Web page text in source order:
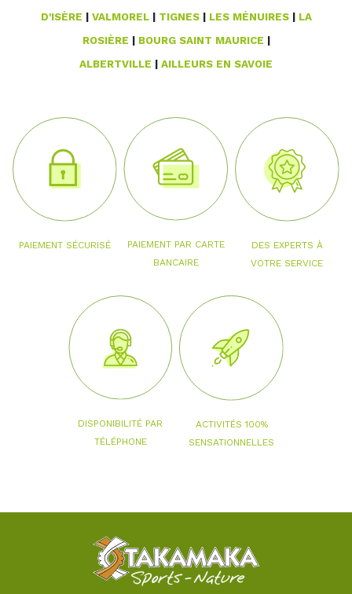
D'ISÈRE
VALMOREL| TIGNES| LES MÉNUIRES| LA
ROSIÈRE
BOURG SAINT MAURICE
ALBERTVILLE
AILLEURS EN SAVOIE
PAIEMENT SÉCURISÉ
PAIEMENT PAR CARTE
BANCAIRE
DES EXPERTS À
VOTRE SERVICE
DISPONIBILITÉ PAR
TÉLÉPHONE
ACTIVITÉS 100%
SENSATIONNELLES